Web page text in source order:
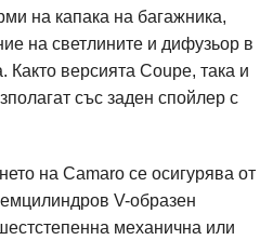
на капака на багажника,
на светлините и дифузьор в
Както версията Coupe, така и
със заден спойлер с
на Camaro се осигурява от
V-образен
механична или